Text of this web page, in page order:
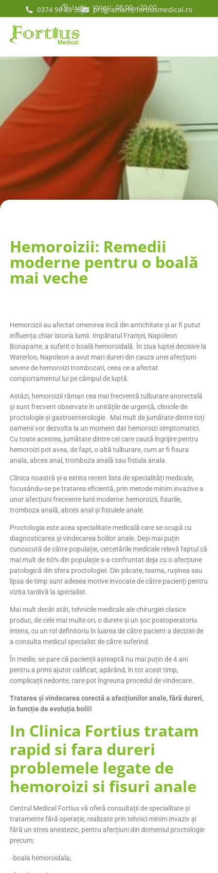
Luni - Vineri: 08:00 - 20:00
0374 98 88 38 programari@fortiusmedical.ro
Hemoroizii: Remedii
moderne pentru o boală
mai veche
Hemoroizii au afectat omenirea incă din antichitate și ar fi putut
influența chiar istoria lumii. Impăratul Franței, Napoleon
Bonaparte, a suferit o boală hemoroidală. În ziua luptei decisive la
Waterloo, Napoleon a avut mari dureri din cauza unei afecțiuni
severe de hemoroizi trombozati, ceea ce a afectat
comportamentul lui pe câmpul de luptă.
Astăzi, hemoroizii răman cea mai frecventă tulburare anorectală
și sunt frecvent observate în unitățile de urgență, clinicile de
proctologie și gastroenterologie. Mai mult de jumătate dintre toți
oamenii vor dezvolta la un moment dat hemoroizi simptomatici.
Cu toate acestea, jumătate dintre cei care caută îngrijire pentru
hemoroizi pot avea, de fapt, o altă tulburare, cum ar fi fisura
anala, abces anal, tromboza anală sau fistula anala.
Clinica noastră și-a extins recent lista de specialități medicale,
focusându-se pe tratarea eficientă, prin metode minim invazive a
unor afecțiuni frecvente lunii moderne: hemoroizii, fisurile,
tromboza anală, abces anal și fistulele anale.
Proctologia este acea specialitate medicală care se ocupă cu
diagnosticarea și vindecarea bolilor anale. Deși mai puțin
cunoscută de către populație, cercetările medicale relevă faptul că
mai mult de 60% din populație s-a confruntat deja cu o afecțiune
patologică din sfera proctologiei. Din păcate, teama, rușinea sau
lipsa de timp sunt adesea motive invocate de către pacienți pentru
vizita tardivă la specialist.
Mai mult decât atât, tehnicile medicale ale chirurgiei clasice
produc, de cele mai multe ori, o durere și un șoc postoperatoriu
intens, cu un rol definitoriu în luarea de către pacient a deciziei de
a consulta medicul specialist de către suferind.
În medie, se pare că pacienții așteaptă nu mai puțin de 4 ani
pentru a primi ajutor calificat, apărând, în tot acest timp,
complicații nedorite, care pot îngreuna procedul de vindecare.
Tratarea și vindecarea corectă a afecțiunilor anale, fără dureri,
în funcție de evoluția bolii!
In Clinica Fortius tratam
rapid si fara dureri
problemele legate de
hemoroizi si fisuri anale
Centrul Medical Fortius vă oferă consultații de specialitate și
tratamente fără operație, realizate prin tehnici minim invaziv și
fără un stres anestezic, pentru afecțiuni din domeniul proctologie
precum:
-boala hemoroidala;